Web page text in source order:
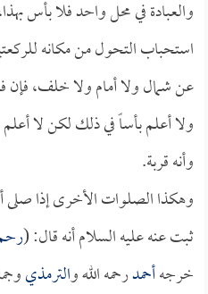
والعبادة في محل واحد فلا بأس
استحباب التحول من مكانه
عن شمال ولا أمام ولا خلف،
ولا أعلم بأساً في ذلك لكن لا
وأنه قربة.
وهكذا الصلوات الأخرى إذا صلى
ثبت عنه عليه السلام أنه قال: (
خرجهأحمدرحمه الله والترمذي